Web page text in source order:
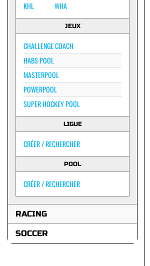
KHL
WHA
JEUX
CHALLENGE COACH
HABS POOL
MASTERPOOL
POWERPOOL
SUPER HOCKEY POOL
LIGUE
CRÉER / RECHERCHER
POOL
CRÉER / RECHERCHER
RACING
SOCCER